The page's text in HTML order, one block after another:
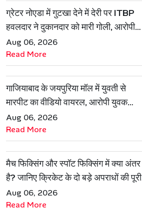
ग्रेटर नोएडा में गुटखा देने में देरी पर ITBP
हवलदार ने दुकानदार को मारी गोली, आरोपी
गिरफ्तार
Aug 06, 2026
Read More
गाजियाबाद के जयपुरिया मॉल में युवती से
मारपीट का वीडियो वायरल, आरोपी युवक
हिरासत में
Aug 06, 2026
Read More
मैच फिक्सिंग और स्पॉट फिक्सिंग में क्या अंतर
है? जानिए क्रिकेट के दो बड़े अपराधों की पूरी
कहानी
Aug 06, 2026
Read More